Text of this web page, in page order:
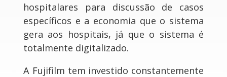
hospitalares para discussão de casos
específicos e a economia que o sistema
gera aos hospitais, já que o sistema é
totalmente digitalizado.
A Fujifilm tem investido constantemente